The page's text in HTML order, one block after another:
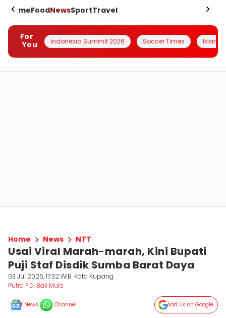
HomeFoodNewsSportTravel
For
You
Indonesia Summit 2026 Soccer Times Iklanin
Home News NTT
Usai Viral Marah-marah, Kini Bupati
Puji Staf Disdik Sumba Barat Daya
03 Jul 2025, 17:32 WIB Kota Kupang
Putra F.D. Bali Mula
News Channel Add Us on Google